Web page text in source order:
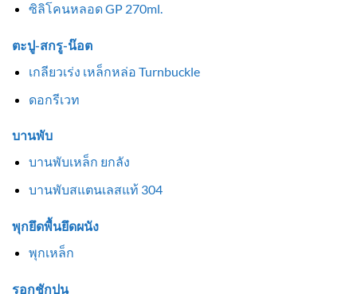
ซิลิโคนหลอด GP 270ml.
ตะปู-สกรู-น๊อต
เกลียวเร่ง เหล็กหล่อ Turnbuckle
ดอกรีเวท
บานพับ
บานพับเหล็ก ยกลัง
บานพับสแตนเลสแท้ 304
พุกยึดพื้นยึดผนัง
พุกเหล็ก
รอกชักปูน